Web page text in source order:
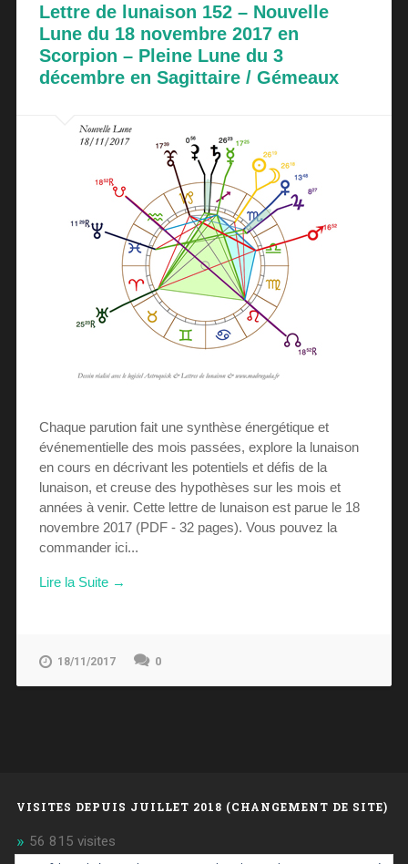
Lettre de lunaison 152 – Nouvelle
Lune du 18 novembre 2017 en
Scorpion – Pleine Lune du 3
décembre en Sagittaire / Gémeaux
Chaque parution fait une synthèse énergétique et
événementielle des mois passées, explore la lunaison
en cours en décrivant les potentiels et défis de la
lunaison, et creuse des hypothèses sur les mois et
années à venir. Cette lettre de lunaison est parue le 18
novembre 2017 (PDF - 32 pages). Vous pouvez la
commander ici...
Lire la Suite →
18/11/2017 0
VISITES DEPUIS JUILLET 2018 (CHANGEMENT DE SITE)
56 815 visites